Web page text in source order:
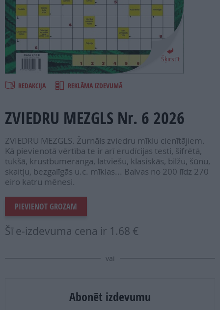
SEARCH
Šķirstīt
REDAKCIJA REKLĀMA IZDEVUMĀ
ZVIEDRU MEZGLS Nr. 6 2026
ZVIEDRU MEZGLS. Žurnāls zviedru mīklu cienītājiem.
Kā pievienotā vērtība te ir arī erudīcijas testi, šifrētā,
tukšā, krustbumeranga, latviešu, klasiskās, bilžu, šūnu,
skaitļu, bezgalīgās u.c. mīklas... Balvas no 200 līdz 270
eiro katru mēnesi.
PIEVIENOT GROZAM
Šī e-izdevuma cena ir 1.68 €
vai
Abonēt izdevumu